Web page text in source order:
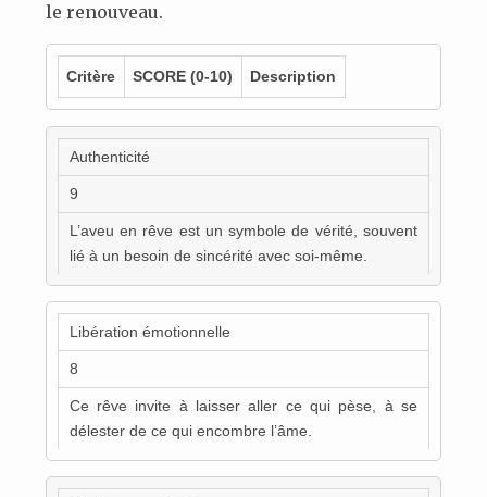
le renouveau.
Critère SCORE (0-10) Description
Authenticité
9
L’aveu en rêve est un symbole de vérité, souvent
lié à un besoin de sincérité avec soi-même.
Libération émotionnelle
8
Ce rêve invite à laisser aller ce qui pèse, à se
délester de ce qui encombre l’âme.